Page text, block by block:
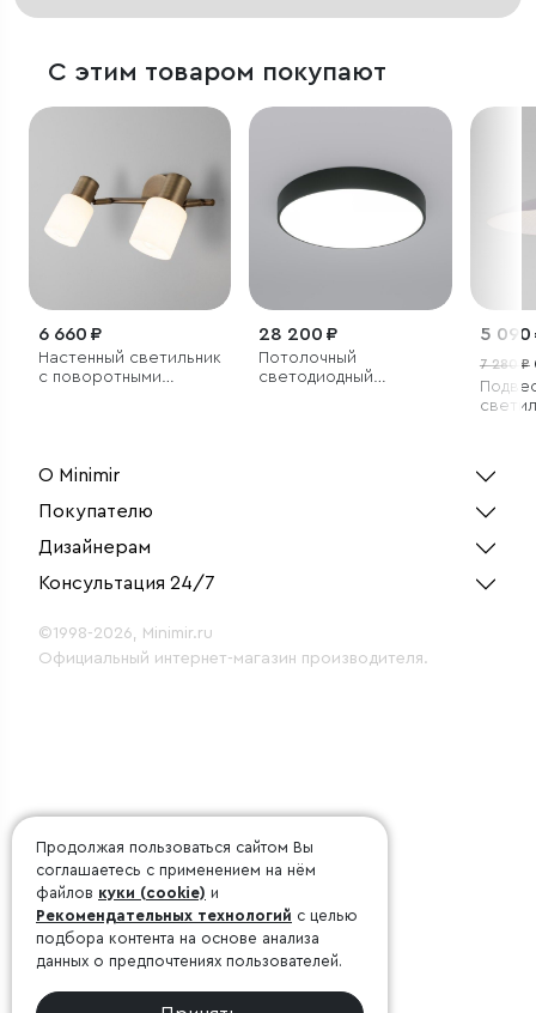
С этим товаром покупают
6 660 ₽
Настенный светильник
с поворотными
28 200 ₽
Потолочный
светодиодный
5 090
7 280 ₽
О Minimir
Покупателю
Дизайнерам
Консультация 24/7
©1998-2026, Minimir.ru
Официальный интернет-магазин производителя.
Продолжая пользоваться сайтом Вы
соглашаетесь с применением на нём
файлов куки (cookie) и
Рекомендательных технологий с целью
подбора контента на основе анализа
данных о предпочтениях пользователей.